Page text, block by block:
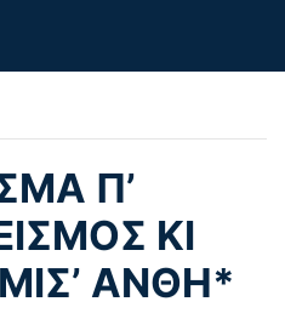
Π’
ΚΙ
ΑΝΘΗ*